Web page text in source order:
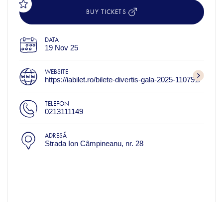
BUY TICKETS
DATA
19 Nov 25
WEBSITE
https://iabilet.ro/bilete-divertis-gala-2025-110791/
TELEFON
0213111149
ADRESĂ
Strada Ion Câmpineanu, nr. 28